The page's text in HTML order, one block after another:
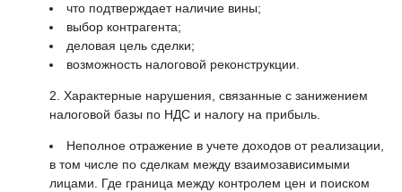
что подтверждает наличие вины;
выбор контрагента;
деловая цель сделки;
возможность налоговой реконструкции.
Характерные нарушения, связанные с занижением
налоговой базы по НДС и налогу на прибыль.
Неполное отражение в учете доходов от реализации,
в том числе по сделкам между взаимозависимыми
лицами. Где граница между контролем цен и поиском